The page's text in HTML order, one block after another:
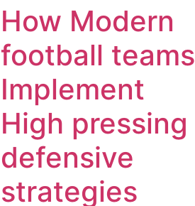
How Modern
football teams
Implement
High pressing
defensive
strategies